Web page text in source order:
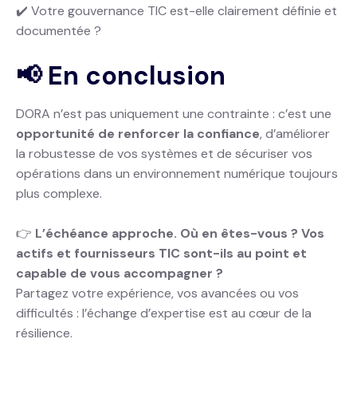
✔️ Votre gouvernance TIC est-elle clairement définie et
documentée ?
📢 En conclusion
DORA n’est pas uniquement une contrainte : c’est une
opportunité de renforcer la confiance, d’améliorer
la robustesse de vos systèmes et de sécuriser vos
opérations dans un environnement numérique toujours
plus complexe.
👉 L’échéance approche. Où en êtes-vous ? Vos
actifs et fournisseurs TIC sont-ils au point et
capable de vous accompagner ?
Partagez votre expérience, vos avancées ou vos
difficultés : l’échange d’expertise est au cœur de la
résilience.